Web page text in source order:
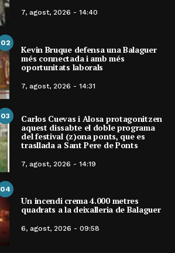
7, agost, 2026 - 14:40
02
Kevin Bruque defensa una Balaguer
més connectada i amb més
oportunitats laborals
7, agost, 2026 - 14:31
03 Carlos Cuevas i Alosa protagonitzen
aquest dissabte el doble programa
del festival (z)ona ponts, que es
trasllada a Sant Pere de Ponts
7, agost, 2026 - 14:19
04
Un incendi crema 4.000 metres
quadrats a la deixalleria de Balaguer
6, agost, 2026 - 09:58